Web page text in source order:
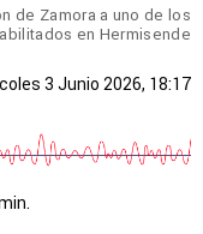
de Zamora a uno de los
en Hermisende
3 Junio 2026, 18:17